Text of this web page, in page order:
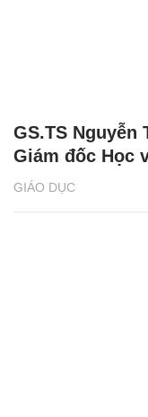
GIÁO DỤC
GS.TS
Giám đốc Học